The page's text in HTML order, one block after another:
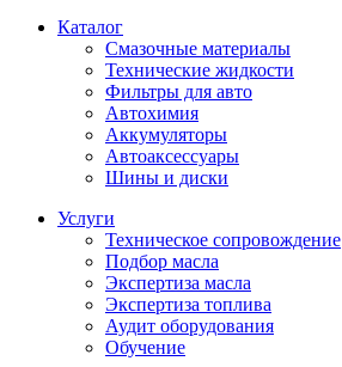
Каталог
Смазочные материалы
Технические жидкости
Фильтры для авто
Автохимия
Аккумуляторы
Автоаксессуары
Шины и диски
Услуги
Техническое сопровождение
Подбор масла
Экспертиза масла
Экспертиза топлива
Аудит оборудования
Обучение